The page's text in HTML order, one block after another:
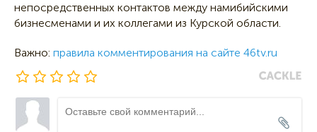
непосредственных контактов между намибийскими
бизнесменами и их коллегами из Курской области.
Важно: правила комментирования на сайте 46tv.ru